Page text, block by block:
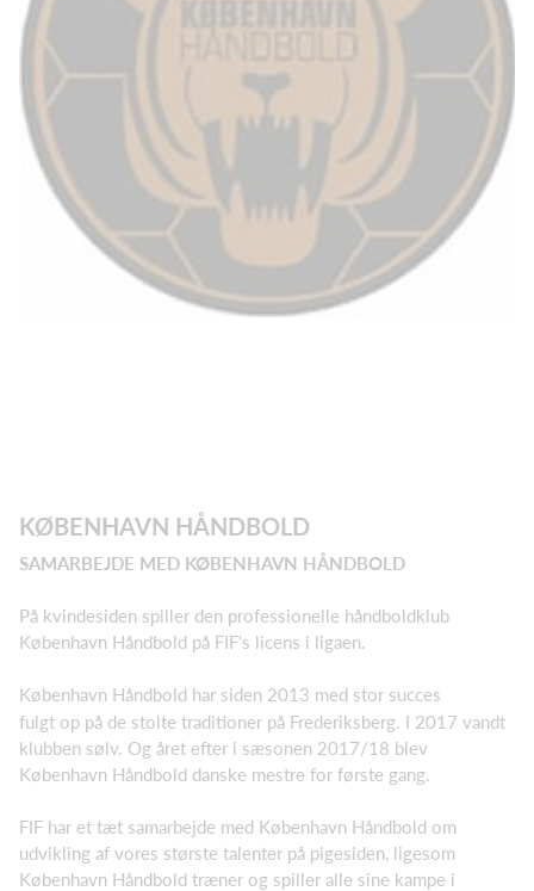
KØBENHAVN HÅNDBOLD
SAMARBEJDE MED KØBENHAVN HÅNDBOLD
På kvindesiden spiller den professionelle håndboldklub
København Håndbold på FIF's licens i ligaen.
København Håndbold har siden 2013 med stor succes
fulgt op på de stolte traditioner på Frederiksberg. I 2017 vandt
klubben sølv. Og året efter i sæsonen 2017/18 blev
København Håndbold danske mestre for første gang.
FIF har et tæt samarbejde med København Håndbold om
udvikling af vores største talenter på pigesiden, ligesom
København Håndbold træner og spiller alle sine kampe i